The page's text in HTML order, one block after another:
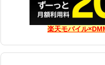
楽天モバイル